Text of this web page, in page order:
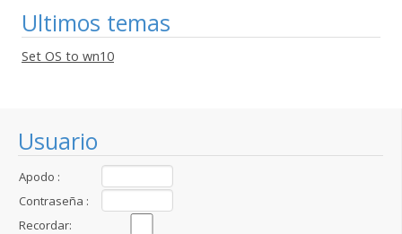
Usuario
Apodo :
Contraseña :
Recordar:
Ultimos temas
Set OS to wn10